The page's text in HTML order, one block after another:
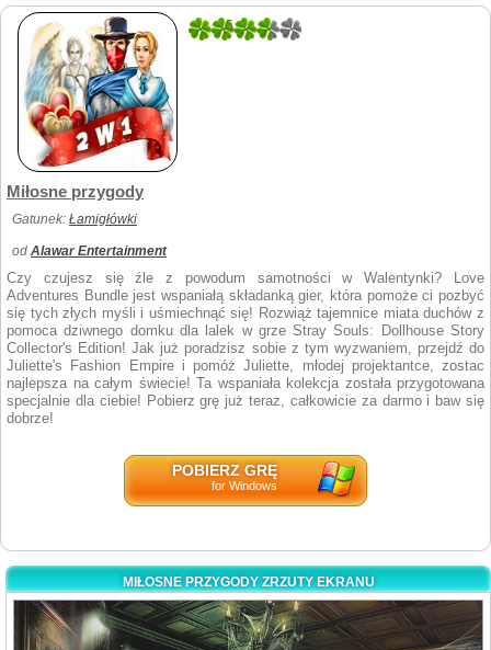
5
Miłosne przygody
Gatunek: Łamigłówki
od Alawar Entertainment
Czy czujesz się źle z powodum samotności w Walentynki? Love
Adventures Bundle jest wspaniałą składanką gier, która pomoże ci pozbyć
się tych złych myśli i uśmiechnąć się! Rozwiąż tajemnice miata duchów z
pomoca dziwnego domku dla lalek w grze Stray Souls: Dollhouse Story
Collector's Edition! Jak już poradzisz sobie z tym wyzwaniem, przejdź do
Juliette's Fashion Empire i pomóż Juliette, młodej projektantce, zostac
najlepsza na całym świecie! Ta wspaniała kolekcja została przygotowana
specjalnie dla ciebie! Pobierz grę już teraz, całkowicie za darmo i baw się
dobrze!
POBIERZ GRĘ
for Windows
MIŁOSNE PRZYGODY ZRZUTY EKRANU